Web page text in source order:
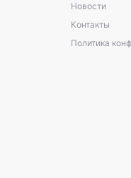
Новости
Контакты
Политика